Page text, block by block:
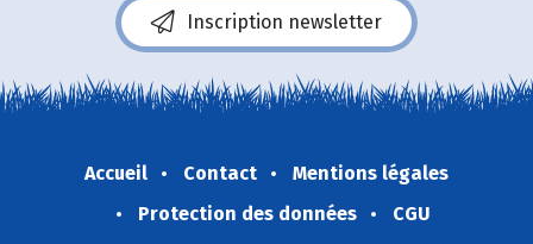
Inscription newsletter
Accueil Contact
Mentions légales
Protection des données
CGU